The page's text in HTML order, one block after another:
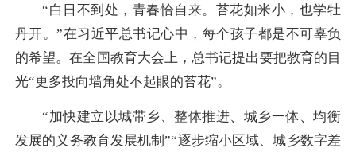
“白日不到处，青春恰自来。苔花如米小，也学牡
丹开。”在习近平总书记心中，每个孩子都是不可辜负
的希望。在全国教育大会上，总书记提出要把教育的目
光“更多投向墙角处不起眼的苔花”。
“加快建立以城带乡、整体推进、城乡一体、均衡
发展的义务教育发展机制”“逐步缩小区域、城乡数字差